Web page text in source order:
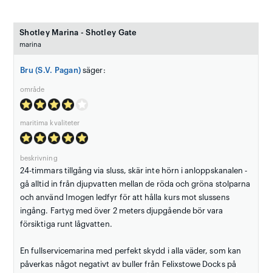
Shotley Marina - Shotley Gate
marina
Bru (S.V. Pagan) säger:
område
maritima kvaliteter
beskrivning
24-timmars tillgång via sluss, skär inte hörn i anloppskanalen -
gå alltid in från djupvatten mellan de röda och gröna stolparna
och använd Imogen ledfyr för att hålla kurs mot slussens
ingång. Fartyg med över 2 meters djupgående bör vara
försiktiga runt lågvatten.
En fullservicemarina med perfekt skydd i alla väder, som kan
påverkas något negativt av buller från Felixstowe Docks på